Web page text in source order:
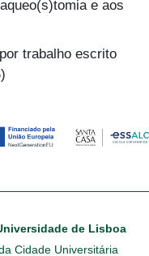
e aos
trabalho escrito
de Lisboa
Cidade Universitária